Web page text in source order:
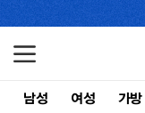
남성 여성 가방